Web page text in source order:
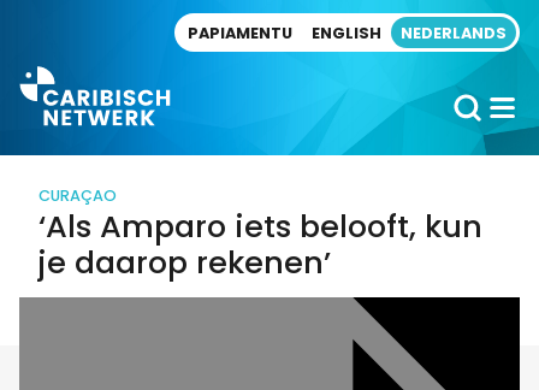
PAPIAMENTU ENGLISH NEDERLANDS
CURAÇAO
‘Als Amparo iets belooft, kun
je daarop rekenen’